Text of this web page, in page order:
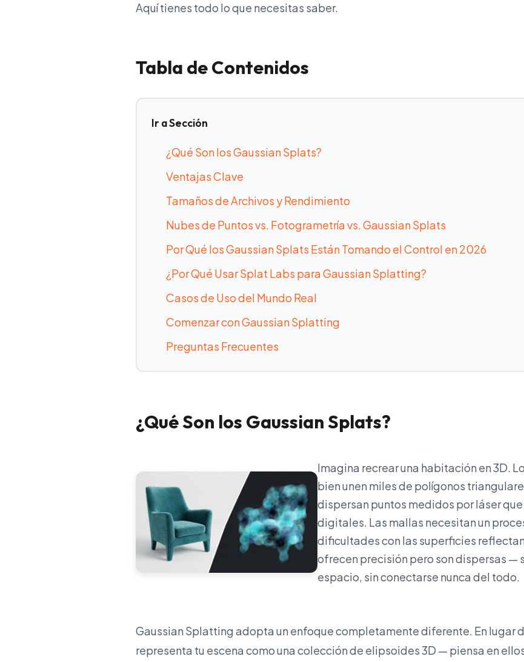
Aquí tienes todo lo que necesitas saber.
Tabla de Contenidos
Ir a Sección
¿Qué Son los Gaussian Splats?
Ventajas Clave
Tamaños de Archivos y Rendimiento
Nubes de Puntos vs. Fotogrametría vs. Gaussian Splats
Por Qué los Gaussian Splats Están Tomando el Control en 2026
¿Por Qué Usar Splat Labs para Gaussian Splatting?
Casos de Uso del Mundo Real
Comenzar con Gaussian Splatting
Preguntas Frecuentes
¿Qué Son los Gaussian Splats?
Imagina recrear una habitación en 3D.
bien unen miles de polígonos
dispersan puntos medidos por láser
digitales. Las mallas necesitan un
dificultades con las superficies
ofrecen precisión pero son dispersas —
espacio, sin conectarse nunca del todo.
Gaussian Splatting adopta un enfoque completamente diferente. En lugar
representa tu escena como una colección de elipsoides 3D — piensa en